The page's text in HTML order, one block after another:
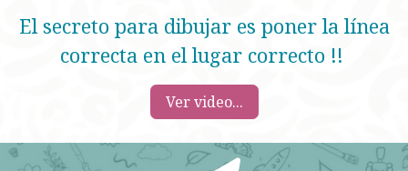
El secreto para dibujar es poner la línea
correcta en el lugar correcto !!
Ver video...